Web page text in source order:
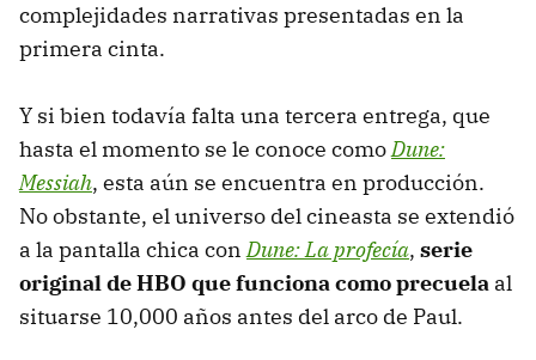
complejidades narrativas presentadas en la
primera cinta.
Y si bien todavía falta una tercera entrega, que
hasta el momento se le conoce comoDune:
Messiah, esta aún se encuentra en producción.
No obstante, el universo del cineasta se extendió
a la pantalla chica conDune: La profecía, serie
original de HBO que funciona como precuela al
situarse 10,000 años antes del arco de Paul.